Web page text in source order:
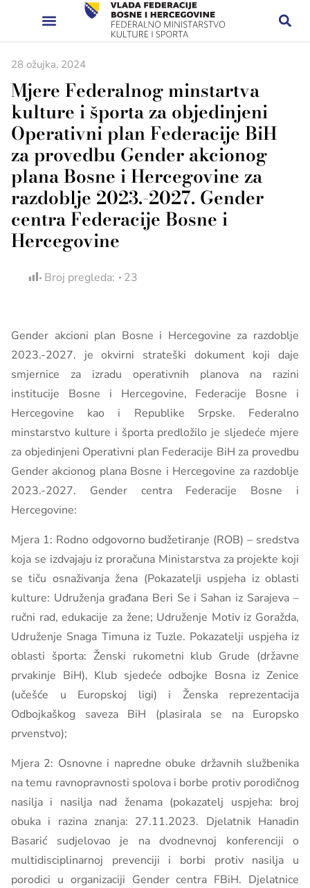
28 ožujka, 2024
Mjere Federalnog minstartva
kulture i športa za objedinjeni
Operativni plan Federacije BiH
za provedbu Gender akcionog
plana Bosne i Hercegovine za
razdoblje 2023.-2027. Gender
centra Federacije Bosne i
Hercegovine
Broj pregleda: 23
Gender akcioni plan Bosne i Hercegovine za razdoblje
2023.-2027. je okvirni strateški dokument koji daje
smjernice za izradu operativnih planova na razini
institucije Bosne i Hercegovine, Federacije Bosne i
Hercegovine kao i Republike Srpske. Federalno
minstarstvo kulture i športa predložilo je sljedeće mjere
za objedinjeni Operativni plan Federacije BiH za provedbu
Gender akcionog plana Bosne i Hercegovine za razdoblje
2023.-2027. Gender centra Federacije Bosne i
Hercegovine:
Mjera 1: Rodno odgovorno budžetiranje (ROB) – sredstva
koja se izdvajaju iz proračuna Ministarstva za projekte koji
se tiču osnaživanja žena (Pokazatelji uspjeha iz oblasti
kulture: Udruženja građana Beri Se i Sahan iz Sarajeva –
ručni rad, edukacije za žene; Udruženje Motiv iz Goražda,
Udruženje Snaga Timuna iz Tuzle. Pokazatelji uspjeha iz
oblasti športa: Ženski rukometni klub Grude (državne
prvakinje BiH), Klub sjedeće odbojke Bosna iz Zenice
(učešće u Europskoj ligi) i Ženska reprezentacija
Odbojkaškog saveza BiH (plasirala se na Europsko
prvenstvo);
Mjera 2: Osnovne i napredne obuke državnih službenika
na temu ravnopravnosti spolova i borbe protiv porodičnog
nasilja i nasilja nad ženama (pokazatelj uspjeha: broj
obuka i razina znanja: 27.11.2023. Djelatnik Hanadin
Basarić sudjelovao je na dvodnevnoj konferenciji o
multidisciplinarnoj prevenciji i borbi protiv nasilja u
porodici u organizaciji Gender centra FBiH. Djelatnice